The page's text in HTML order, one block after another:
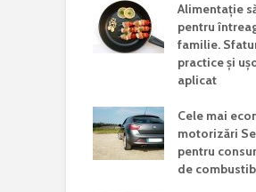
Alimentație
pentru
familie.
practice și
aplicat
Cele mai
motorizări
pentru
de